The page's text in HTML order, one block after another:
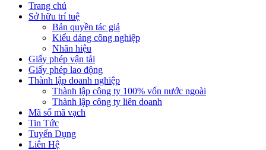
Trang chủ
Sở hữu trí tuệ
Bản quyền tác giả
Kiểu dáng công nghiệp
Nhãn hiệu
Giấy phép vận tải
Giấy phép lao động
Thành lập doanh nghiệp
Thành lập công ty 100% vốn nước ngoài
Thành lập công ty liên doanh
Mã số mã vạch
Tin Tức
Tuyển Dụng
Liên Hệ